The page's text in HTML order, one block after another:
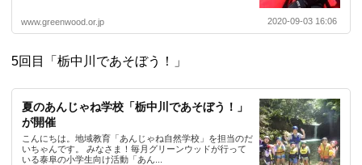
www.greenwood.or.jp 2020-09-03 16:06
5回目「栃中川であそぼう！」
夏のあんじゃね学校「栃中川であそぼう！」
が開催
こんにちは。地域教育「あんじゃね自然学校」を担当のだ
いちゃんです。 みなさま！毎月グリーンウッドが行って
いる泰阜の小学生向け活動「あん...